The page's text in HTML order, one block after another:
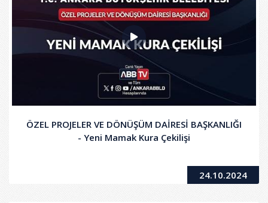
ÖZEL PROJELER VE DÖNÜŞÜM DAİRESİ BAŞKANLIĞI
- Yeni Mamak Kura Çekilişi
24.10.2024